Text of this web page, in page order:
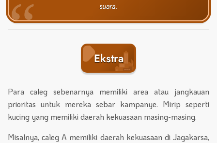
suara.
Ekstra
Para caleg sebenarnya memiliki area atau jangkauan
prioritas untuk mereka sebar kampanye. Mirip seperti
kucing yang memiliki daerah kekuasaan masing-masing.
Misalnya, caleg A memiliki daerah kekuasaan di Jagakarsa,